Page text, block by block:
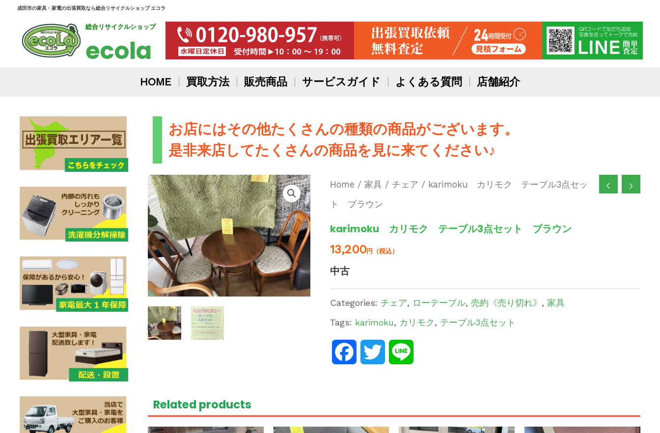
成田市の家具・家電の出張買取なら総合リサイクルショップ エコラ
総合リサイクルショップ
ecola
HOME 買取方法 販売商品 サービスガイド よくある質問 店舗紹介
お店にはその他たくさんの種類の商品がございます。
是非来店してたくさんの商品を見に来てください♪
Home / 家具 / チェア / karimoku カリモク テーブル3点セッ
ト ブラウン
karimoku カリモク テーブル3点セット ブラウン
13,200円（税込）
中古
Categories: チェア, ローテーブル, 売約《売り切れ》 , 家具
Tags: karimoku, カリモク, テーブル3点セット
FacebookTwitter
Related products